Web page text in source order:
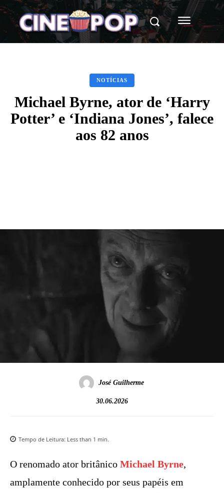
NOTÍCIAS
Michael Byrne, ator de ‘Harry
Potter’ e ‘Indiana Jones’, falece
aos 82 anos
José Guilherme
30.06.2026
Tempo de Leitura: Less than 1 min.
O renomado ator britânico Michael Byrne,
amplamente conhecido por seus papéis em